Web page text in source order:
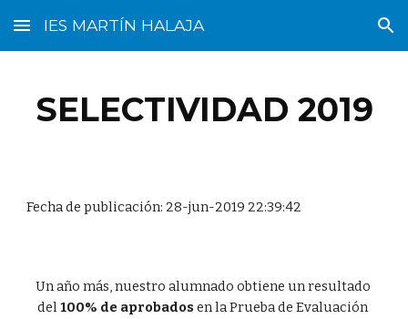
Skip to main content Skip to navigation
IES MARTÍN HALAJA
SELECTIVIDAD 2019
Fecha de publicación: 28-jun-2019 22:39:42
Un año más, nuestro alumnado obtiene un resultado
del 100% de aprobados en la Prueba de Evaluación